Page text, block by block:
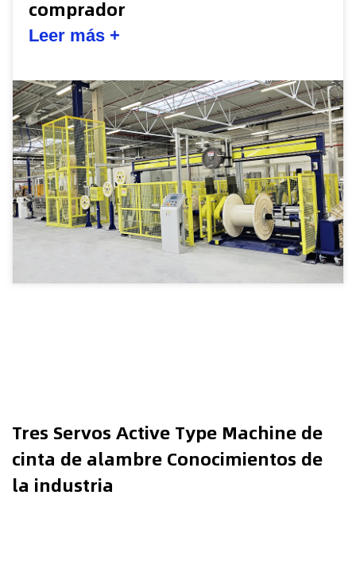
2026-08-03 Webmaster
Cómo se fabrica el cable de fibra
óptica: el proceso de fabricación
Leer más +
Tres Servos Active Type Machine de
cinta de alambre Conocimientos de
la industria